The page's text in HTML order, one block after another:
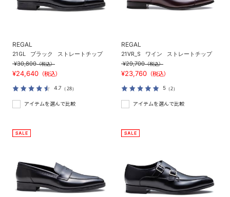
REGAL
21GL ブラック ストレートチップ
¥30,800（税込）
¥24,640 （税込）
4.7 （28）
アイテムを選んで比較
REGAL
21VR_S ワイン ストレートチップ
¥29,700（税込）
¥23,760 （税込）
5（2）
アイテムを選んで比較